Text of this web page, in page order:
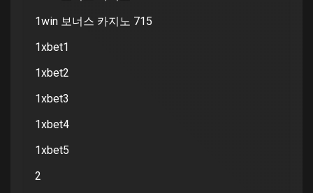
1win 보너스 카지노 715
1xbet1
1xbet2
1xbet3
1xbet4
1xbet5
2